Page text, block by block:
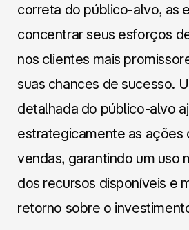
correta do público-alvo, as
concentrar seus esforços
nos clientes mais
suas chances de sucesso.
detalhada do público-alvo
estrategicamente as ações
vendas, garantindo um uso
dos recursos disponíveis e
retorno sobre o